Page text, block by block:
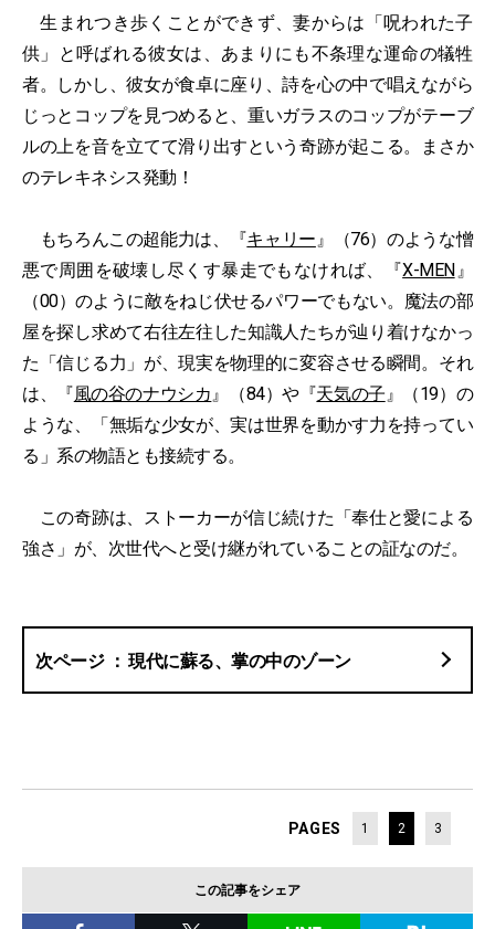
生まれつき歩くことができず、妻からは「呪われた子
供」と呼ばれる彼女は、あまりにも不条理な運命の犠牲
者。しかし、彼女が食卓に座り、詩を心の中で唱えながら
じっとコップを見つめると、重いガラスのコップがテーブ
ルの上を音を立てて滑り出すという奇跡が起こる。まさか
のテレキネシス発動！
もちろんこの超能力は、『キャリー 』（76）のような憎
悪で周囲を破壊し尽くす暴走でもなければ、『X-MEN』
（00）のように敵をねじ伏せるパワーでもない。魔法の部
屋を探し求めて右往左往した知識人たちが辿り着けなかっ
た「信じる力」が、現実を物理的に変容させる瞬間。それ
は、『風の谷のナウシカ 』（84）や『天気の子 』（19）の
ような、「無垢な少女が、実は世界を動かす力を持ってい
る」系の物語とも接続する。
この奇跡は、ストーカーが信じ続けた「奉仕と愛による
強さ」が、次世代へと受け継がれていることの証なのだ。
現代に蘇る、掌の中のゾーン
PAGES 1 2 3
この記事をシェア